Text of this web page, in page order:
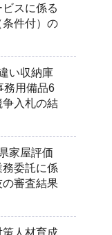
スに係る
件付）の
い収納庫
務用備品6
入札の結
家屋評価
務委託に係
の審査結果
策人材育成